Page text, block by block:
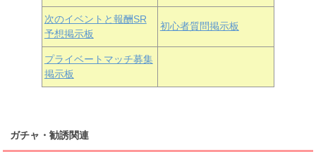
朝香果林 近江彼方 エマ・ヴェルデ
次のイベントと報酬SR
予想掲示板
初心者質問掲示板
プライベートマッチ募集
掲示板
ガチャ・勧誘関連